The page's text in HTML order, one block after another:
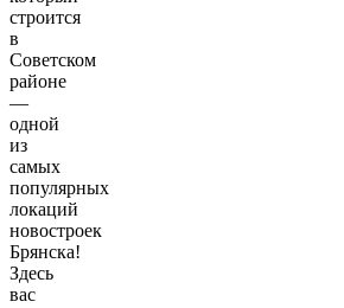
строится
в
Советском
районе
—
одной
из
самых
популярных
локаций
новостроек
Брянска!
Здесь
вас